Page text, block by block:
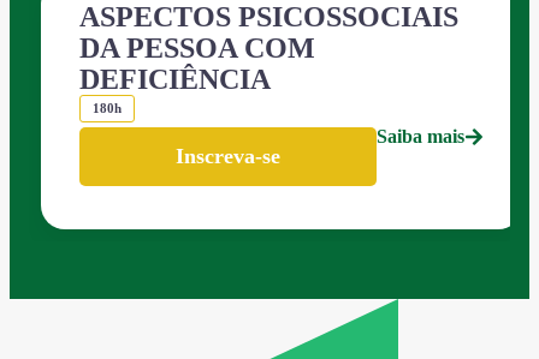
ASPECTOS PSICOSSOCIAIS
DA PESSOA COM
DEFICIÊNCIA
180h
Inscreva-se
Saiba mais